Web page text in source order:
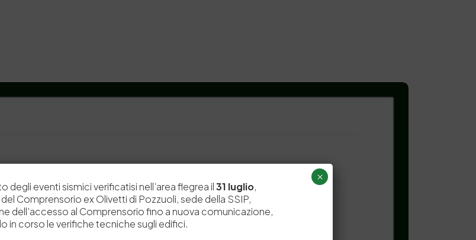
degli eventi sismici verificatisi nell’area flegrea il31 luglio,
Comprensorio ex Olivetti di Pozzuoli, sede della SSIP,
dell’accesso al Comprensorio fino a nuova comunicazione,
in corso le verifiche tecniche sugli edifici.
×